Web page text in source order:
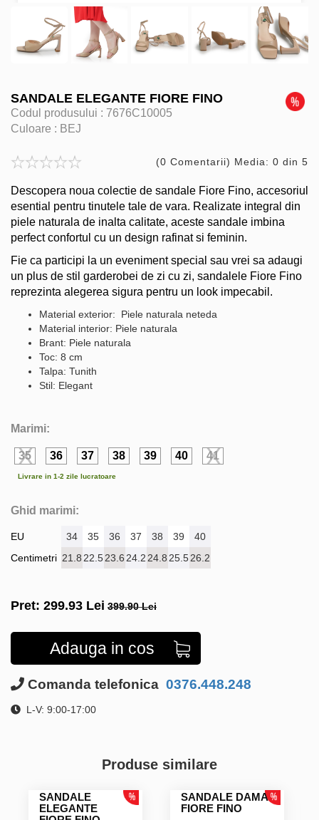
SANDALE ELEGANTE FIORE FINO
Codul produsului : 7676C10005
Culoare : BEJ
(0 Comentarii) Media: 0 din 5
Descopera noua colectie de sandale Fiore Fino, accesoriul
esential pentru tinutele tale de vara. Realizate integral din
piele naturala de inalta calitate, aceste sandale imbina
perfect confortul cu un design rafinat si feminin.
Fie ca participi la un eveniment special sau vrei sa adaugi
un plus de stil garderobei de zi cu zi, sandalele Fiore Fino
reprezinta alegerea sigura pentru un look impecabil.
Material exterior: Piele naturala neteda
Material interior: Piele naturala
Brant: Piele naturala
Toc: 8 cm
Talpa: Tunith
Stil: Elegant
Marimi:
35 36 37 38 39 40 41
Livrare in 1-2 zile lucratoare
Ghid marimi:
EU
Centimetri
34 35 36 37 38 39
40
21.8 22.523.6 24.2 24.8 25.526.2
Pret: 299.93 Lei 399.90 Lei
Adauga in cos
Comanda telefonica 0376.448.248
L-V: 9:00-17:00
Produse similare
SANDALE
ELEGANTE
SANDALE DAMA
FIORE FINO